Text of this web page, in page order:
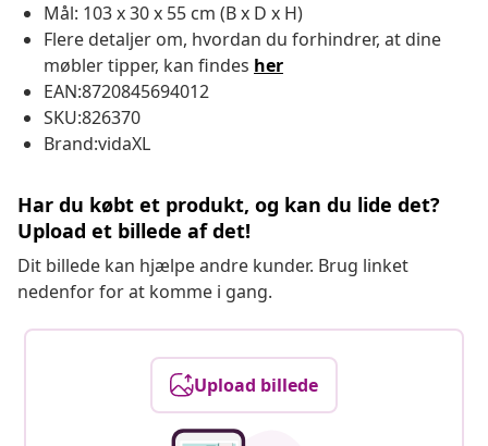
Mål: 103 x 30 x 55 cm (B x D x H)
Flere detaljer om, hvordan du forhindrer, at dine
møbler tipper, kan findes her
EAN:8720845694012
SKU:826370
Brand:vidaXL
Har du købt et produkt, og kan du lide det?
Upload et billede af det!
Dit billede kan hjælpe andre kunder. Brug linket
nedenfor for at komme i gang.
Upload billede